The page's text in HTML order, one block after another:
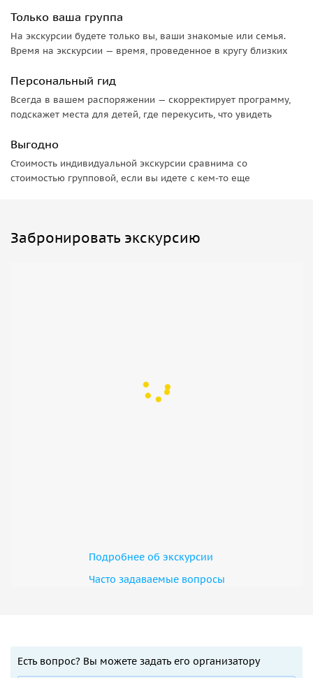
Только ваша группа
На экскурсии будете только вы, ваши знакомые или семья.
Время на экскурсии — время, проведенное в кругу близких
Персональный гид
Всегда в вашем распоряжении — скорректирует программу,
подскажет места для детей, где перекусить, что увидеть
Выгодно
Стоимость индивидуальной экскурсии сравнима со
стоимостью групповой, если вы идете с кем-то еще
Забронировать экскурсию
Подробнее об экскурсии
Часто задаваемые вопросы
Есть вопрос? Вы можете задать его организатору